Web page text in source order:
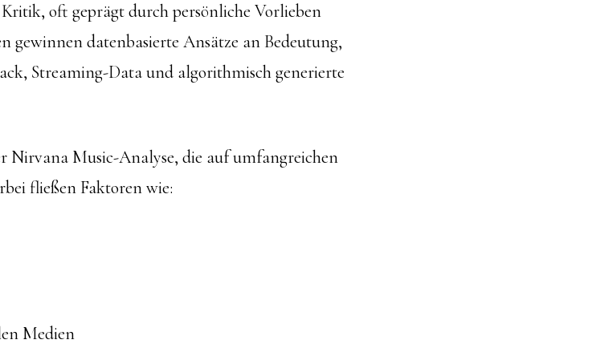
oft geprägt durch persönliche Vorlieben
gewinnen datenbasierte Ansätze an Bedeutung,
Streaming-Data und algorithmisch generierte
Nirvana Music-Analyse, die auf umfangreichen
fließen Faktoren wie:
Medien